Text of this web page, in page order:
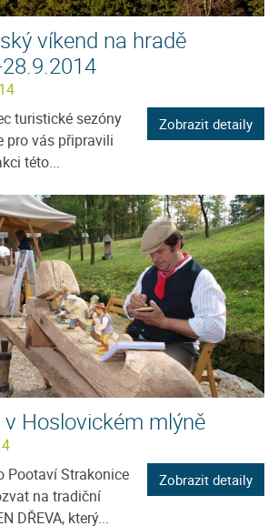
víkend na hradě
turistické sezóny
pro vás připravili
této...
Zobrazit detaily
v Hoslovickém mlýně
Pootaví Strakonice
na tradiční
DŘEVA, který...
Zobrazit detaily